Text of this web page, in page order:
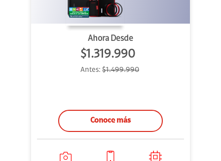
Ahora Desde
$1.319.990
Antes: $1.499.990
Conoce más